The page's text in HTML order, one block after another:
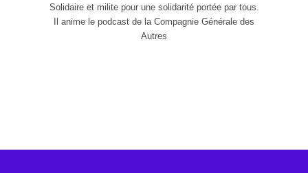
Solidaire et milite pour une solidarité portée par tous.
Il anime le podcast de la Compagnie Générale des
Autres